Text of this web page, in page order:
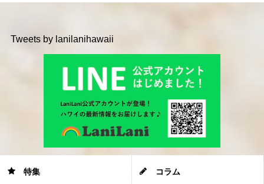
Tweets by lanilanihawaii
特集 コラム